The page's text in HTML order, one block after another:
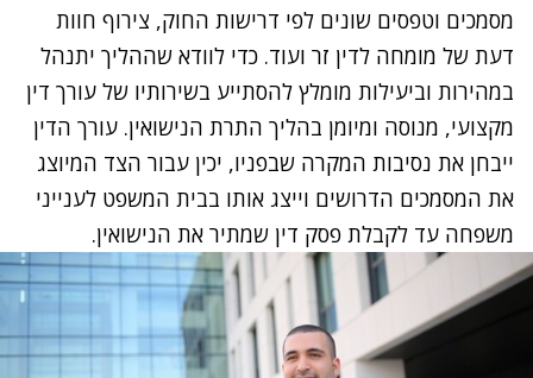
מסמכים וטפסים שונים לפי דרישות החוק, צירוף חוות
דעת של מומחה לדין זר ועוד. כדי לוודא שההליך יתנהל
במהירות וביעילות מומלץ להסתייע בשירותיו של עורך דין
מקצועי, מנוסה ומיומן בהליך התרת הנישואין. עורך הדין
ייבחן את נסיבות המקרה שבפניו, יכין עבור הצד המיוצג
את המסמכים הדרושים וייצג אותו בבית המשפט לענייני
משפחה עד לקבלת פסק דין שמתיר את הנישואין.